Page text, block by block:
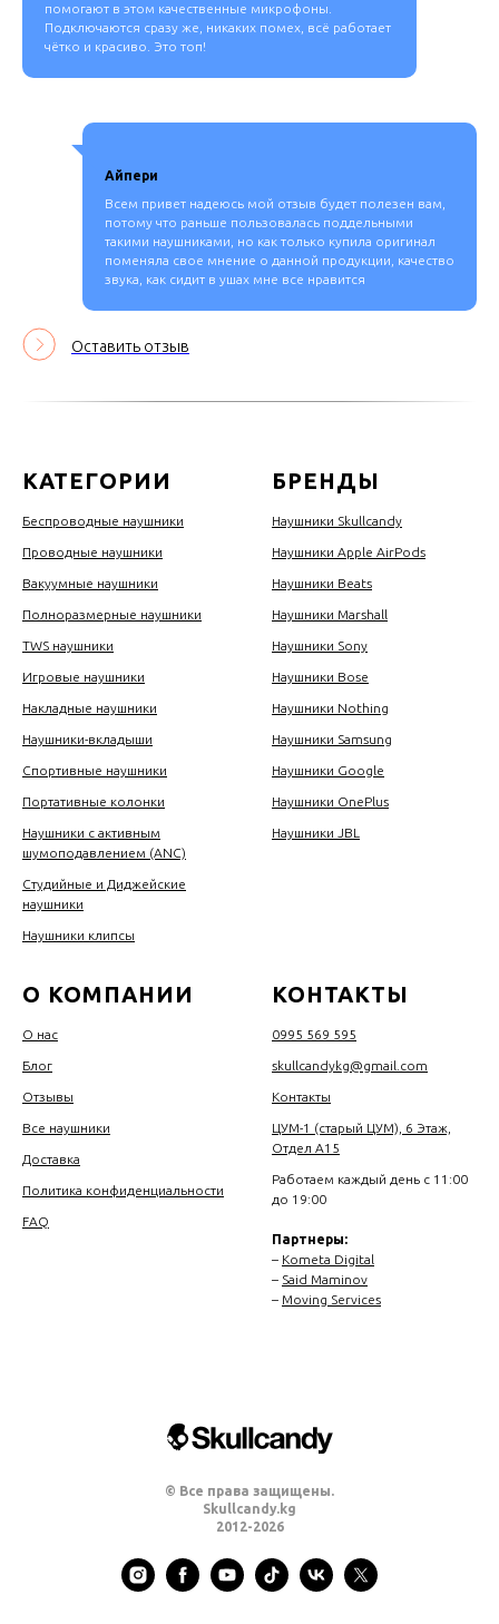
помогают в этом качественные микрофоны.
Подключаются сразу же, никаких помех, всё работает
чётко и красиво. Это топ!
Айпери
Всем привет надеюсь мой отзыв будет полезен вам,
потому что раньше пользовалась поддельными
такими наушниками, но как только купила оригинал
поменяла свое мнение о данной продукции, качество
звука, как сидит в ушах мне все нравится
Оставить отзыв
КАТЕГОРИИ
Беспроводные наушники
Проводные наушники
Вакуумные наушники
Полноразмерные наушники
TWS наушники
Игровые наушники
Накладные наушники
Наушники-вкладыши
Спортивные наушники
Портативные колонки
Наушники с активным
шумоподавлением (ANC)
Студийные и Диджейские
наушники
Наушники клипсы
БРЕНДЫ
Наушники Skullcandy
Наушники Apple AirPods
Наушники Beats
Наушники Marshall
Наушники Sony
Наушники Bose
Наушники Nothing
Наушники Samsung
Наушники Google
Наушники OnePlus
Наушники JBL
О КОМПАНИИ
О нас
Блог
Отзывы
Все наушники
Доставка
Политика конфиденциальности
FAQ
КОНТАКТЫ
0995 569 595
skullcandykg@gmail.com
Контакты
ЦУМ-1 (старый ЦУМ), 6 Этаж,
Отдел А15
Работаем каждый день с 11:00
до 19:00
Партнеры:
– Kometa Digital
– Said Maminov
– Moving Services
© Все права защищены.
Skullcandy.kg
2012-2026